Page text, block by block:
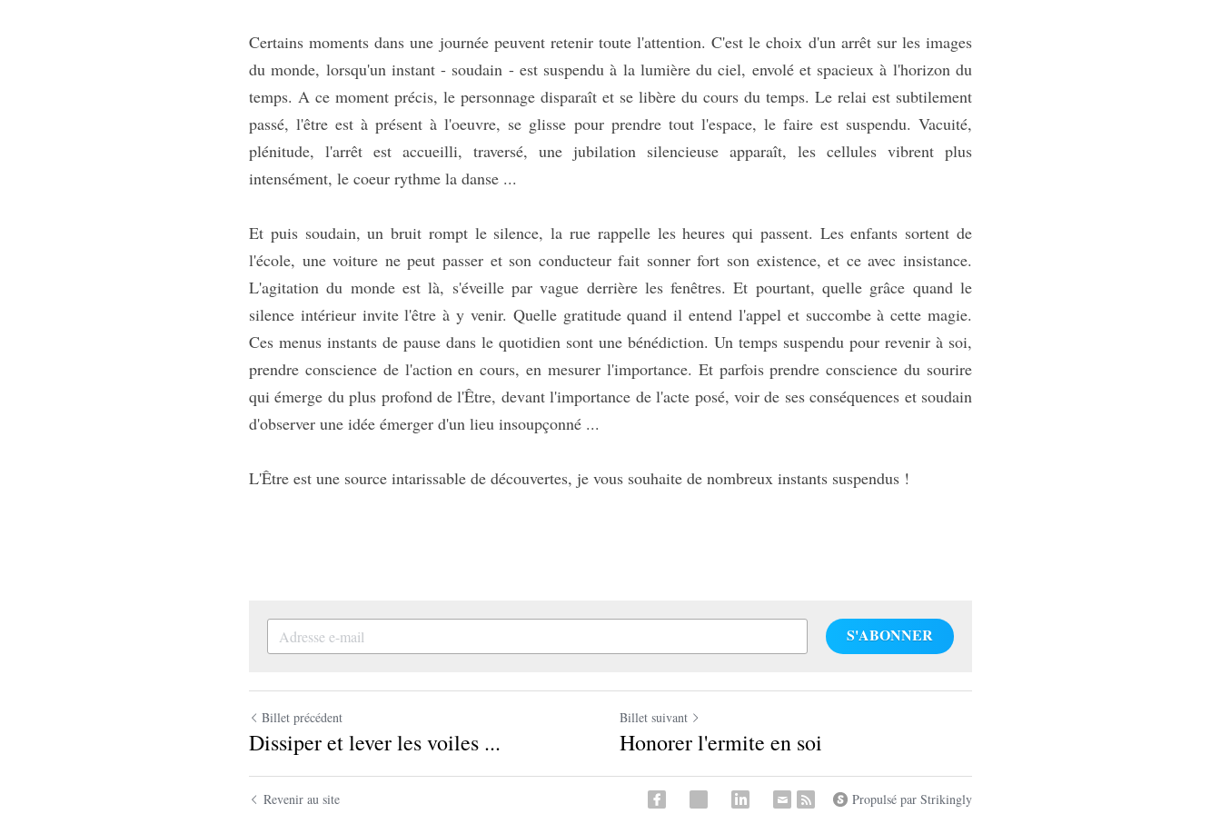
Certains moments dans une journée peuvent retenir toute l'attention. C'est le choix d'un arrêt sur les images
du monde, lorsqu'un instant - soudain - est suspendu à la lumière du ciel, envolé et spacieux à l'horizon du
temps. A ce moment précis, le personnage disparaît et se libère du cours du temps. Le relai est subtilement
passé, l'être est à présent à l'oeuvre, se glisse pour prendre tout l'espace, le faire est suspendu. Vacuité,
plénitude, l'arrêt est accueilli, traversé, une jubilation silencieuse apparaît, les cellules vibrent plus
intensément, le coeur rythme la danse ...
Et puis soudain, un bruit rompt le silence, la rue rappelle les heures qui passent. Les enfants sortent de
l'école, une voiture ne peut passer et son conducteur fait sonner fort son existence, et ce avec insistance.
L'agitation du monde est là, s'éveille par vague derrière les fenêtres. Et pourtant, quelle grâce quand le
silence intérieur invite l'être à y venir. Quelle gratitude quand il entend l'appel et succombe à cette magie.
Ces menus instants de pause dans le quotidien sont une bénédiction. Un temps suspendu pour revenir à soi,
prendre conscience de l'action en cours, en mesurer l'importance. Et parfois prendre conscience du sourire
qui émerge du plus profond de l'Être, devant l'importance de l'acte posé, voir de ses conséquences et soudain
d'observer une idée émerger d'un lieu insoupçonné ...
L'Être est une source intarissable de découvertes, je vous souhaite de nombreux instants suspendus !
S'ABONNER
Billet précédent
Dissiper et lever les voiles ...
Billet suivant
Honorer l'ermite en soi
Revenir au site Propulsé par Strikingly